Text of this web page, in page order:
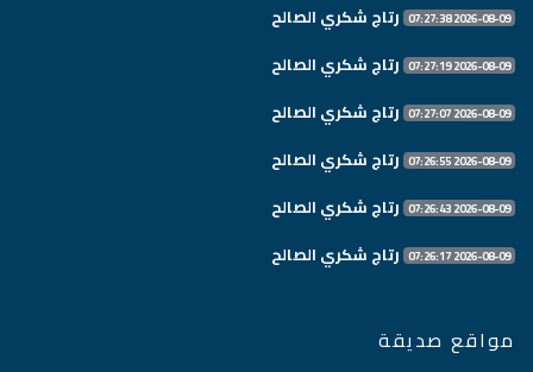
2026-08-09 07:27:38 رتاج شكري الصالح
2026-08-09 07:27:19 رتاج شكري الصالح
2026-08-09 07:27:07 رتاج شكري الصالح
2026-08-09 07:26:55 رتاج شكري الصالح
2026-08-09 07:26:43 رتاج شكري الصالح
2026-08-09 07:26:17 رتاج شكري الصالح
مواقع صديقة